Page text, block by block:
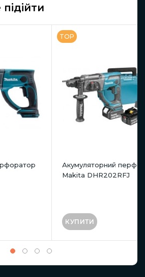
TOP
Акумуляторний
Makita DHR202RFJ
КУПИТИ